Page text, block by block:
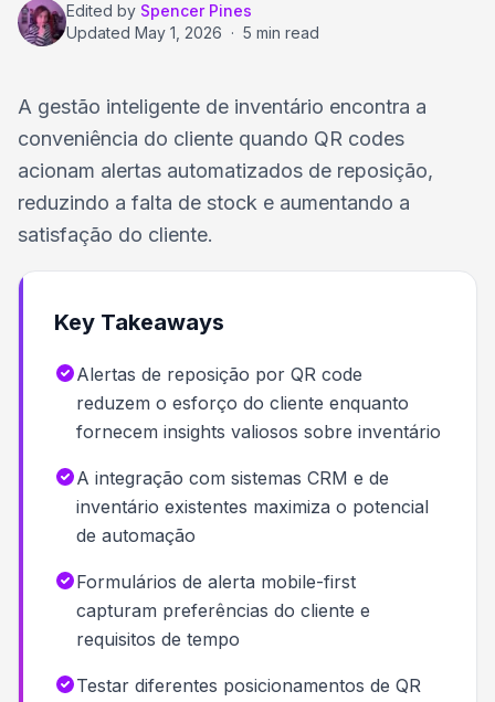
Edited by Spencer Pines
Updated May 1, 2026 · 5 min read
A gestão inteligente de inventário encontra a
conveniência do cliente quando QR codes
acionam alertas automatizados de reposição,
reduzindo a falta de stock e aumentando a
satisfação do cliente.
Key Takeaways
Alertas de reposição por QR code
reduzem o esforço do cliente enquanto
fornecem insights valiosos sobre inventário
A integração com sistemas CRM e de
inventário existentes maximiza o potencial
de automação
Formulários de alerta mobile-first
capturam preferências do cliente e
requisitos de tempo
Testar diferentes posicionamentos de QR